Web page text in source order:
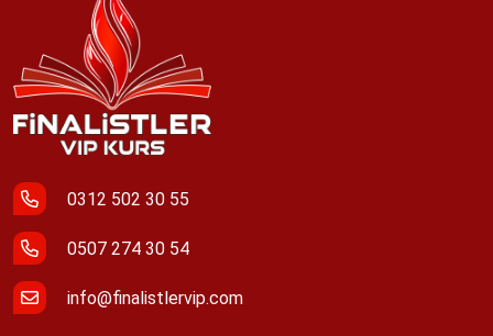
0312 502 30 55
0507 274 30 54
info@finalistlervip.com